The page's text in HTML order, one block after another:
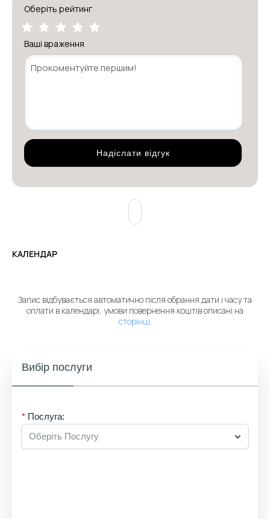
Оберіть рейтинг
Ваші враження
КАЛЕНДАР
Запис відбувається автоматично після обрання дати і часу та
оплати в календарі, умови повернення коштів описані на
сторінці.
Вибір послуги
Послуга:
Оберіть Послугу